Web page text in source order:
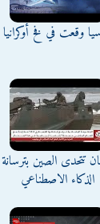
وقعت في فخ أوكرانيا
تتحدى الصين بترسانة
الذكاء الاصطناعي